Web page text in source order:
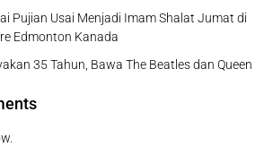
Pujian Usai Menjadi Imam Shalat Jumat di
Edmonton Kanada
35 Tahun, Bawa The Beatles dan Queen